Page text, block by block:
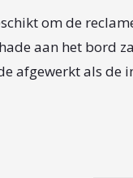
om de
aan het bord
afgewerkt als